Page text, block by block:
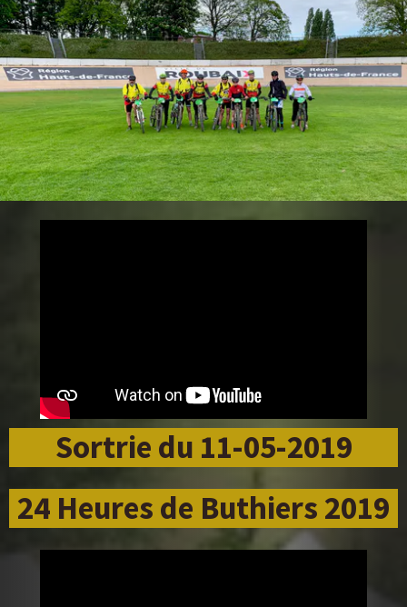
Sortrie du 11-05-2019
24 Heures de Buthiers 2019